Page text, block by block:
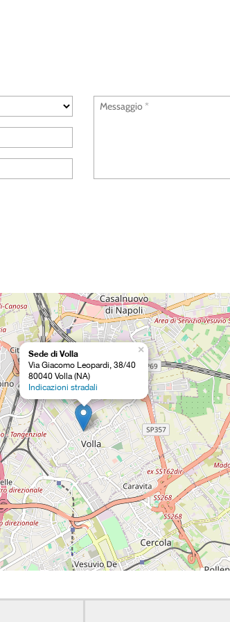
Sede di Volla
Via Giacomo Leopardi, 38/40
80040 Volla (NA)
Indicazioni stradali
×